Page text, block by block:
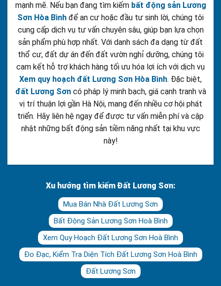
mạnh mẽ. Nếu bạn đang tìm kiếm bất động sản Lương
Sơn Hòa Bình để an cư hoặc đầu tư sinh lời, chúng tôi
cung cấp dịch vụ tư vấn chuyên sâu, giúp bạn lựa chọn
sản phẩm phù hợp nhất. Với danh sách đa dạng từ đất
thổ cư, đất dự án đến đất vườn nghỉ dưỡng, chúng tôi
cam kết hỗ trợ khách hàng tối ưu hóa lợi ích với dịch vụ
Xem quy hoạch đất Lương Sơn Hòa Bình. Đặc biệt,
đất Lương Sơncó pháp lý minh bạch, giá cạnh tranh và
vị trí thuận lợi gần Hà Nội, mang đến nhiều cơ hội phát
triển. Hãy liên hệ ngay để được tư vấn miễn phí và cập
nhật những bất động sản tiềm năng nhất tại khu vực
này!
Xu hướng tìm kiếm Đất Lương Sơn:
Mua Bán Nhà Đất Lương Sơn
Bất Động Sản Lương Sơn Hoà Bình
Xem Quy Hoạch Đất Lương Sơn Hoà Bình
Đo Đạc, Kiểm Tra Diện Tích Đất Lương Sơn Hoà Bình
Đất Lương Sơn